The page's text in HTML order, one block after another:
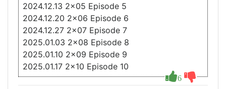
6
2024.12.13 2x05 Episode 5
2024.12.20 2x06 Episode 6
2024.12.27 2x07 Episode 7
2025.01.03 2x08 Episode 8
2025.01.10 2x09 Episode 9
2025.01.17 2x10 Episode 10